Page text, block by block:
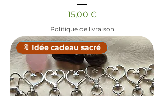
Prix
15,00 €
Politique de livraison
🔖 Idée cadeau sacré